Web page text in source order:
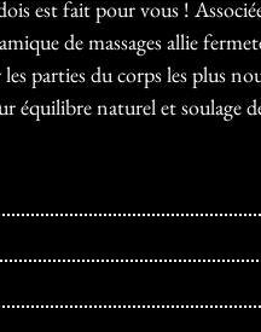
est fait pour vous !
de massages allie
parties du corps les plus
équilibre naturel et soulage